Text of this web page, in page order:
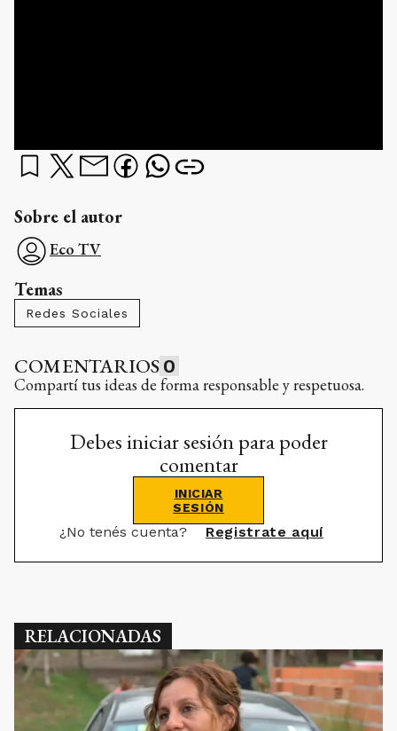
Sobre el autor
Eco TV
Temas
Redes Sociales
COMENTARIOS 0
Compartí tus ideas de forma responsable y respetuosa.
Debes iniciar sesión para poder
comentar
INICIAR
SESIÓN
¿No tenés cuenta? Registrate aquí
RELACIONADAS